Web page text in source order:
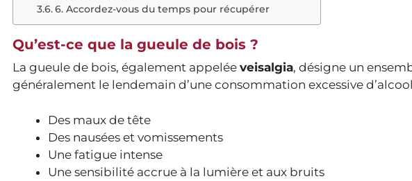
6. Accordez-vous du temps pour récupérer
Qu’est-ce que la gueule de bois ?
La gueule de bois, également appelée veisalgia, désigne un
généralement le lendemain d’une consommation excessive
Des maux de tête
Des nausées et vomissements
Une fatigue intense
Une sensibilité accrue à la lumière et aux bruits